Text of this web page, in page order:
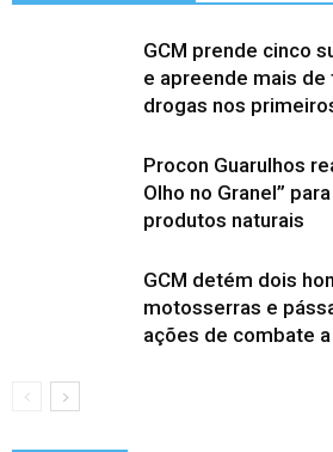
GCM prende cinco
e apreende mais
drogas nos
Procon Guarulhos
Olho no Granel”
produtos naturais
GCM detém dois
motosserras e
ações de combate